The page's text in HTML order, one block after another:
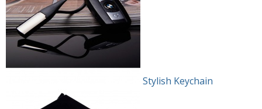
Stylish Keychain